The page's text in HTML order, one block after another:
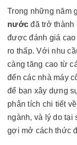
Trong những năm
nước đã trở thành
được đánh giá
ro thấp. Với nhu
càng tăng cao từ
đến các nhà máy
để bạn xây dựng
phân tích chi tiết
ngành, và lý do tại
gợi mở cách thức